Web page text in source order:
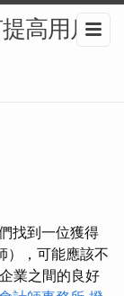
高用戶
找到一位獲得
），可能應該不
業之間的良好